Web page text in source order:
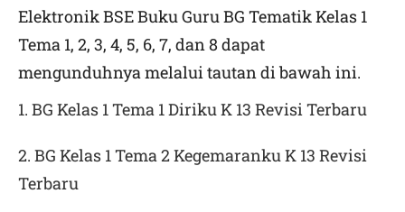
Elektronik BSE Buku Guru BG Tematik Kelas 1
Tema 1, 2, 3, 4, 5, 6, 7, dan 8 dapat
mengunduhnya melalui tautan di bawah ini.
1. BG Kelas 1 Tema 1 Diriku K 13 Revisi Terbaru
2. BG Kelas 1 Tema 2 Kegemaranku K 13 Revisi
Terbaru